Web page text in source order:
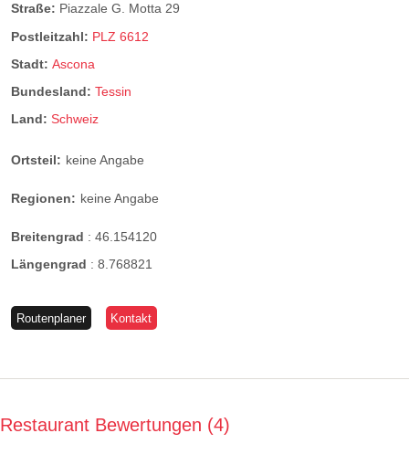
Straße: Piazzale G. Motta 29
Postleitzahl: PLZ 6612
Stadt: Ascona
Bundesland: Tessin
Land: Schweiz
Ortsteil: keine Angabe
Regionen: keine Angabe
Breitengrad : 46.154120
Längengrad : 8.768821
Routenplaner Kontakt
Restaurant Bewertungen 4